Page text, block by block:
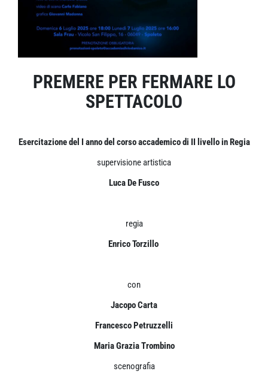
PREMERE PER FERMARE LO
SPETTACOLO
Esercitazione del I anno del corso accademico di II livello in Regia
supervisione artistica
Luca De Fusco
regia
Enrico Torzillo
con
Jacopo Carta
Francesco Petruzzelli
Maria Grazia Trombino
scenografia